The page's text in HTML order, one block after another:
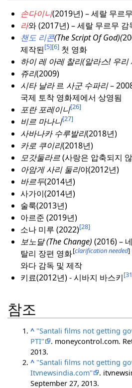
손다이니(2019년) – 세랄 무르
라와 (2017년) – 세랄 무르무 감
챈도 리콘(The Script Of God)(
제작된[5][6]첫 영화
하이 레 아레 찰리(알라스!우리
쥬리(2009)
시타 날라르 사군 수파리–
국제 토착 영화제에서 상영됨
포란 포레이니[26]
비르 마나니[27]
사바나카 수루발리(2018년)
카로 쿠이리(2018년)
모갓둘라르(사랑은 압축되지
아암게 사리 둘리야(2012년)
바르두(2014년)
사가이(2014년)
술룩(2013년)
아르준 (2019년)
소나 미루 (2022)[28]
보노달 (The Change) (2016) –
탈리 장편 영화[clarification needed]
와다 감독 및 제작
키료(2012년) - 시바지 바스키
참조
^ "Santali films not getting
PTI"
. moneycontrol.com.
2013.
^ "Santali films not getting
Itvnewsindia.com"
.
September 27, 2013.